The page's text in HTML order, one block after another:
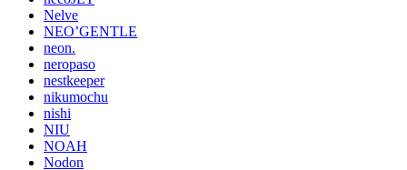
Nelve
NEO’GENTLE
neon.
neropaso
nestkeeper
nikumochu
nishi
NIU
NOAH
Nodon